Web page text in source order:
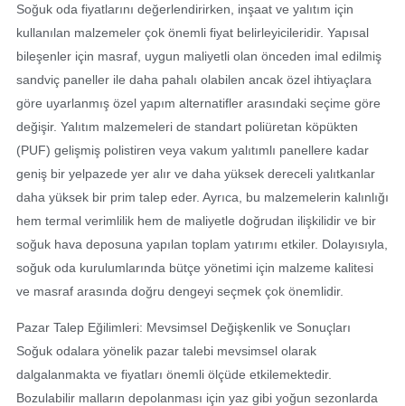
Soğuk oda fiyatlarını değerlendirirken, inşaat ve yalıtım için
kullanılan malzemeler çok önemli fiyat belirleyicileridir. Yapısal
bileşenler için masraf, uygun maliyetli olan önceden imal edilmiş
sandviç paneller ile daha pahalı olabilen ancak özel ihtiyaçlara
göre uyarlanmış özel yapım alternatifler arasındaki seçime göre
değişir. Yalıtım malzemeleri de standart poliüretan köpükten
(PUF) gelişmiş polistiren veya vakum yalıtımlı panellere kadar
geniş bir yelpazede yer alır ve daha yüksek dereceli yalıtkanlar
daha yüksek bir prim talep eder. Ayrıca, bu malzemelerin kalınlığı
hem termal verimlilik hem de maliyetle doğrudan ilişkilidir ve bir
soğuk hava deposuna yapılan toplam yatırımı etkiler. Dolayısıyla,
soğuk oda kurulumlarında bütçe yönetimi için malzeme kalitesi
ve masraf arasında doğru dengeyi seçmek çok önemlidir.
Pazar Talep Eğilimleri: Mevsimsel Değişkenlik ve Sonuçları
Soğuk odalara yönelik pazar talebi mevsimsel olarak
dalgalanmakta ve fiyatları önemli ölçüde etkilemektedir.
Bozulabilir malların depolanması için yaz gibi yoğun sezonlarda